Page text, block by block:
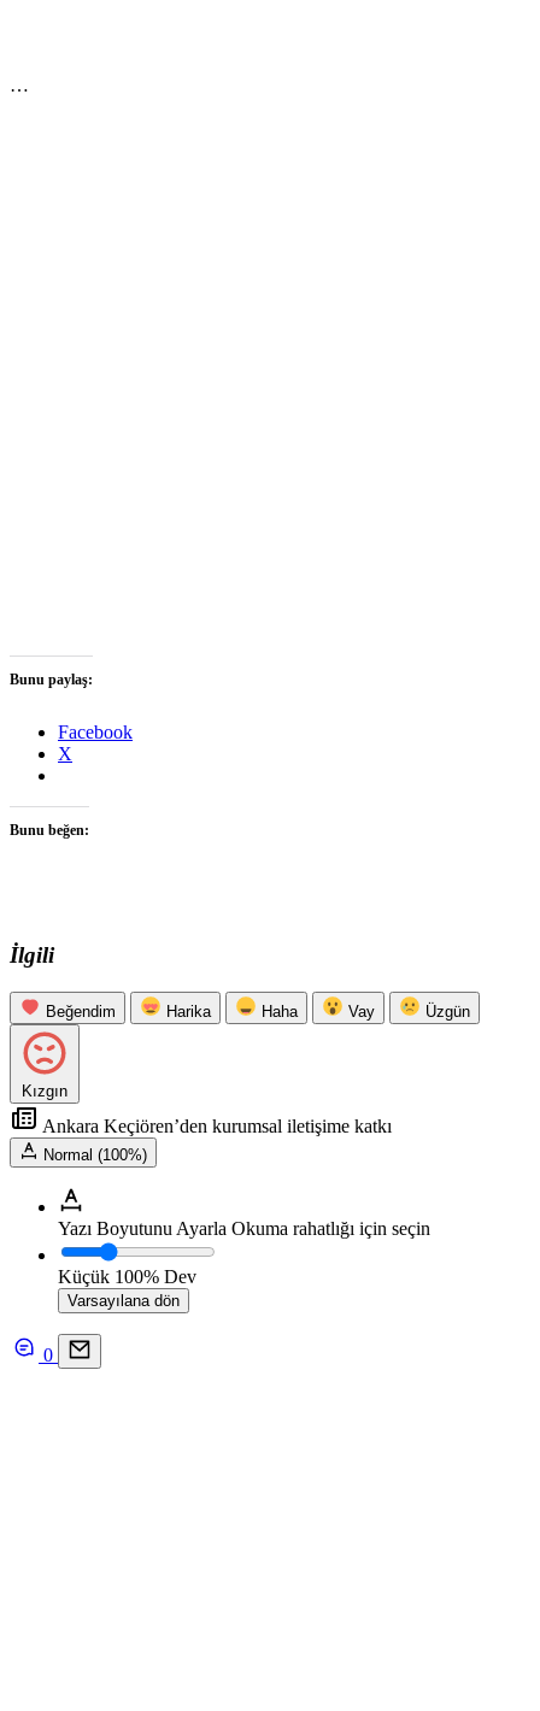
…
Bunu paylaş:
Facebook
X
Bunu beğen:
İlgili
Beğendim Harika Haha Vay Üzgün
Kızgın
Ankara Keçiören’den kurumsal iletişime katkı
Normal (100%)
Yazı Boyutunu Ayarla Okuma rahatlığı için seçin
Küçük 100% Dev
Varsayılana dön
0